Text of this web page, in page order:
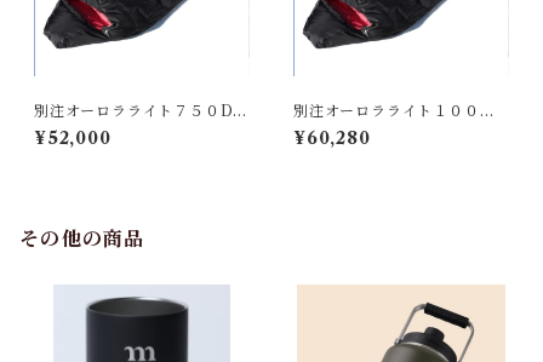
別注オーロラライト７５０DX
BLK
¥52,000
別注オーロラライト１０００D
X BLK / BLK
¥60,280
その他の商品